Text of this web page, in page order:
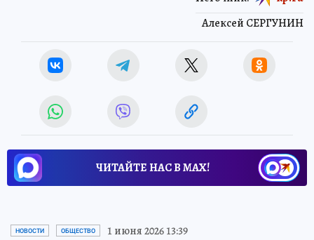
Алексей СЕРГУНИН
ЧИТАЙТЕ НАС В МАХ!
НОВОСТИ ОБЩЕСТВО 1 июня 2026 13:39